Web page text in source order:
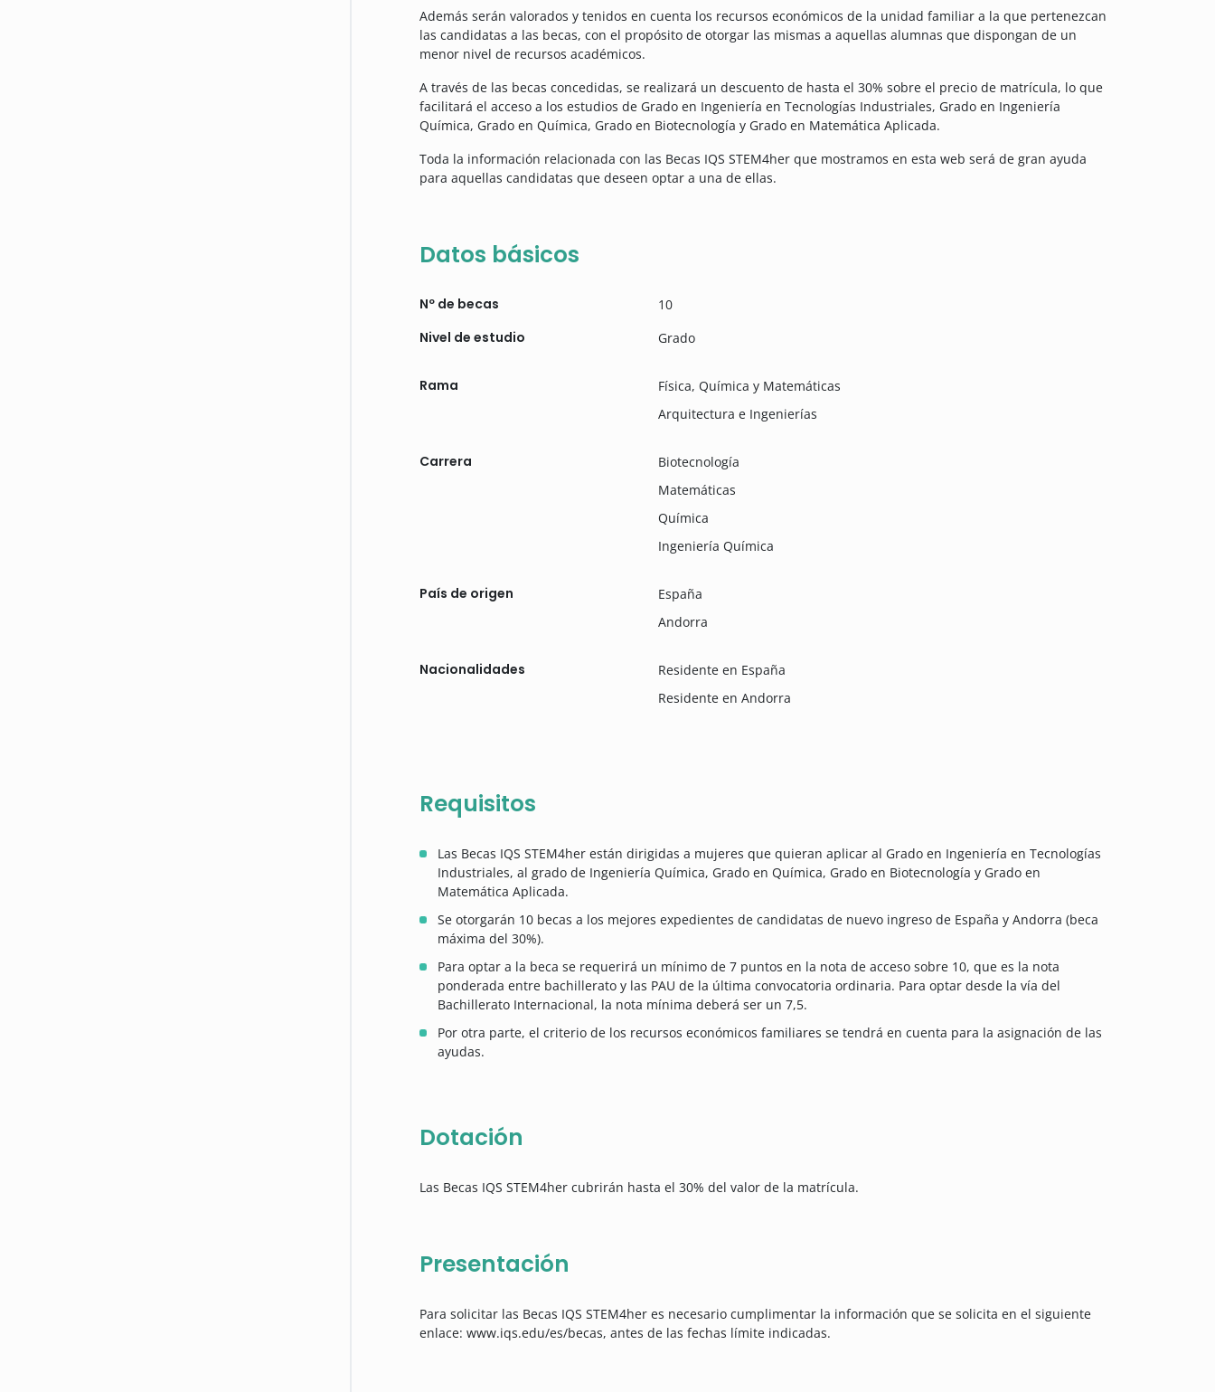
Además serán valorados y tenidos en cuenta los recursos económicos de la unidad familiar a la que pertenezcan
las candidatas a las becas, con el propósito de otorgar las mismas a aquellas alumnas que dispongan de un
menor nivel de recursos académicos.
A través de las becas concedidas, se realizará un descuento de hasta el 30% sobre el precio de matrícula, lo que
facilitará el acceso a los estudios de Grado en Ingeniería en Tecnologías Industriales, Grado en Ingeniería
Química, Grado en Química, Grado en Biotecnología y Grado en Matemática Aplicada.
Toda la información relacionada con las Becas IQS STEM4her que mostramos en esta web será de gran ayuda
para aquellas candidatas que deseen optar a una de ellas.
Datos básicos
Nº de becas 10
Nivel de estudio Grado
Rama
Física, Química y Matemáticas
Arquitectura e Ingenierías
Carrera
Biotecnología
Matemáticas
Química
Ingeniería Química
País de origen
España
Andorra
Nacionalidades
Residente en España
Residente en Andorra
Requisitos
Las Becas IQS STEM4her están dirigidas a mujeres que quieran aplicar al Grado en Ingeniería en Tecnologías
Industriales, al grado de Ingeniería Química, Grado en Química, Grado en Biotecnología y Grado en
Matemática Aplicada.
Se otorgarán 10 becas a los mejores expedientes de candidatas de nuevo ingreso de España y Andorra (beca
máxima del 30%).
Para optar a la beca se requerirá un mínimo de 7 puntos en la nota de acceso sobre 10, que es la nota
ponderada entre bachillerato y las PAU de la última convocatoria ordinaria. Para optar desde la vía del
Bachillerato Internacional, la nota mínima deberá ser un 7,5.
Por otra parte, el criterio de los recursos económicos familiares se tendrá en cuenta para la asignación de las
ayudas.
Dotación
Las Becas IQS STEM4her cubrirán hasta el 30% del valor de la matrícula.
Presentación
Para solicitar las Becas IQS STEM4her es necesario cumplimentar la información que se solicita en el siguiente
enlace: www.iqs.edu/es/becas, antes de las fechas límite indicadas.